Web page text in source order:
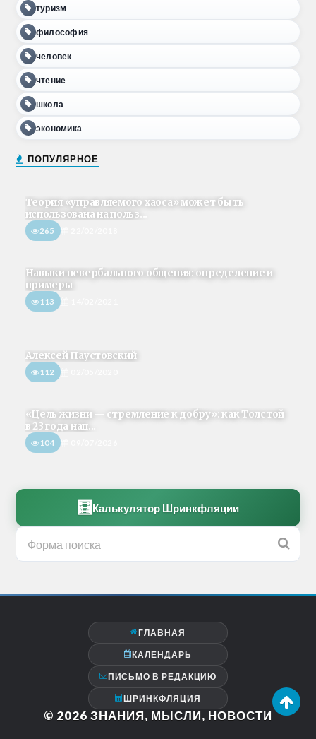
туризм
философия
человек
чтение
школа
экономика
ПОПУЛЯРНОЕ
Теория «управляемого хаоса» может быть
использована на польз...
265
Навыки невербального общения: определение и
примеры
113
Алексей Паустовский
112
«Цель жизни — стремление к добру»: как Толстой
в 23 года нап...
104
🧮 Калькулятор Шринкфляции
ГЛАВНАЯ
КАЛЕНДАРЬ
ПИСЬМО В РЕДАКЦИЮ
ШРИНКФЛЯЦИЯ
© 2026 ЗНАНИЯ, МЫСЛИ, НОВОСТИ